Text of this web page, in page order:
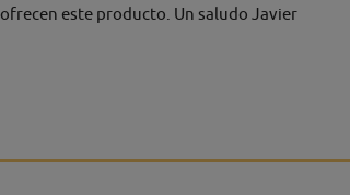
ofrecen este producto. Un saludo Javier